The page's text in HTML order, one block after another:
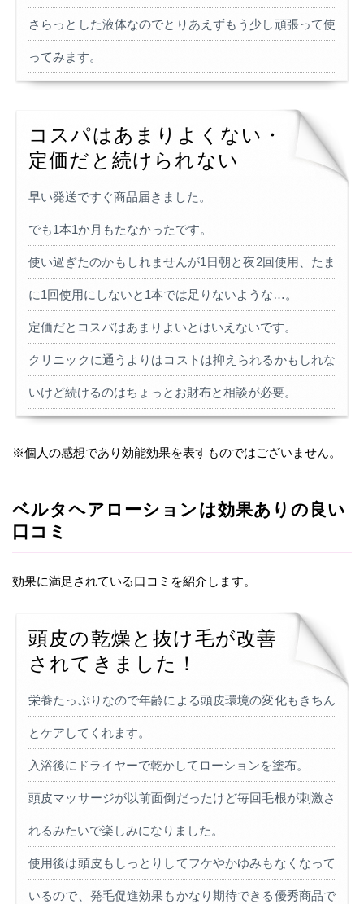
さらっとした液体なのでとりあえずもう少し頑張って使
ってみます。
コスパはあまりよくない・
定価だと続けられない
早い発送ですぐ商品届きました。
でも1本1か月もたなかったです。
使い過ぎたのかもしれませんが1日朝と夜2回使用、たま
に1回使用にしないと1本では足りないような…。
定価だとコスパはあまりよいとはいえないです。
クリニックに通うよりはコストは抑えられるかもしれな
いけど続けるのはちょっとお財布と相談が必要。
※個人の感想であり効能効果を表すものではございません。
ベルタヘアローションは効果ありの良い
口コミ
効果に満足されている口コミを紹介します。
頭皮の乾燥と抜け毛が改善
されてきました！
栄養たっぷりなので年齢による頭皮環境の変化もきちん
とケアしてくれます。
入浴後にドライヤーで乾かしてローションを塗布。
頭皮マッサージが以前面倒だったけど毎回毛根が刺激さ
れるみたいで楽しみになりました。
使用後は頭皮もしっとりしてフケやかゆみもなくなって
いるので、発毛促進効果もかなり期待できる優秀商品で